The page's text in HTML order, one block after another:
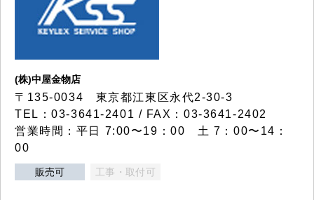
(株)中屋金物店
〒135-0034 東京都江東区永代2-30-3
TEL：03-3641-2401 / FAX：03-3641-2402
営業時間：平日 7:00〜19：00 土 7：00〜14：
00
販売可 工事・取付可